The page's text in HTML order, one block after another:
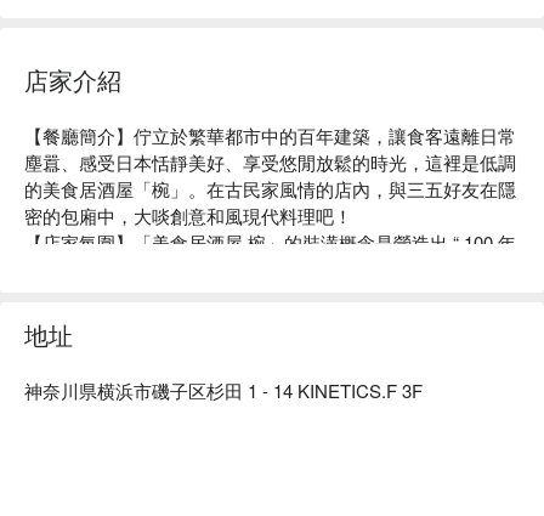
店家介紹
【餐廳簡介】佇立於繁華都市中的百年建築，讓食客遠離日常
塵囂、感受日本恬靜美好、享受悠閒放鬆的時光，這裡是低調
的美食居酒屋「椀」。在古民家風情的店內，與三五好友在隱
密的包廂中，大啖創意和風現代料理吧！
【店家氛圍】「美食居酒屋 椀」的裝潢概念是營造出 “ 100 年
間。在匠人精心設計的沈穩日式氛圍中，以美酒佳餚招待來
客、帶您品味日常之美。此外，如同店名「椀」（碗）一樣，
益子燒，與餐廳裝潢完美結合，更襯托料理美味。
地址
神奈川県横浜市磯子区杉田 1 - 14 KINETICS.F 3F